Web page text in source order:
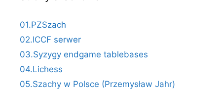
01.PZSzach
02.ICCF serwer
03.Syzygy endgame tablebases
04.Lichess
05.Szachy w Polsce (Przemysław Jahr)